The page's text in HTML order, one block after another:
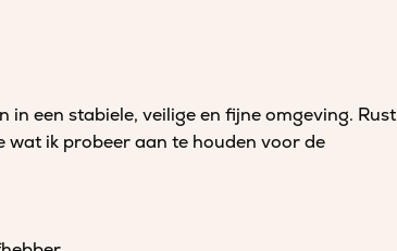
een stabiele, veilige en fijne omgeving. Rust
wat ik probeer aan te houden voor de